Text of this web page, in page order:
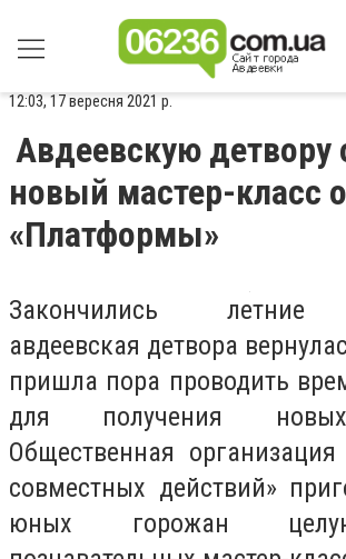
12:03, 17 вересня 2021 р.
Авдеевскую
новый мастер-класс
«Платформы»
Закончились летние
авдеевская детвора
пришла пора проводить
для получения
Общественная
совместных действий»
юных горожан